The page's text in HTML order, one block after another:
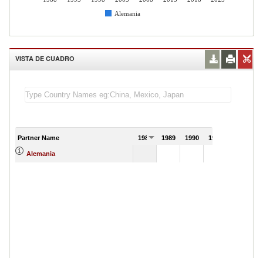
Alemania
VISTA DE CUADRO
Partner Name 1988 1989 1990 1991
Alemania